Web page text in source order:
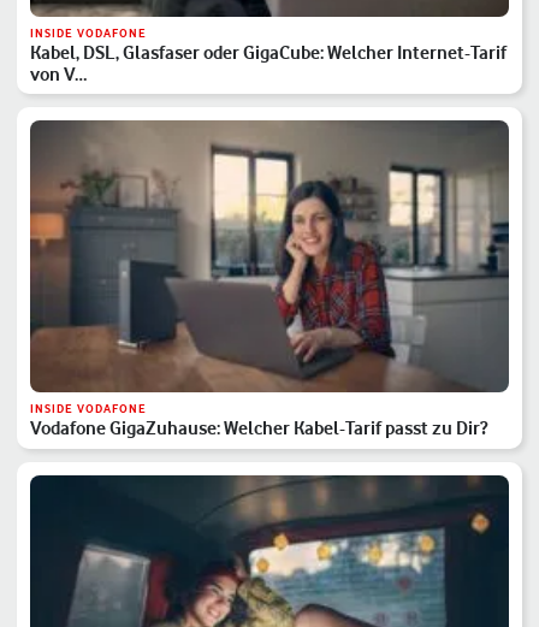
INSIDE VODAFONE
Kabel, DSL, Glasfaser oder GigaCube: Welcher Internet-Tarif
von V…
INSIDE VODAFONE
Vodafone GigaZuhause: Welcher Kabel-Tarif passt zu Dir?